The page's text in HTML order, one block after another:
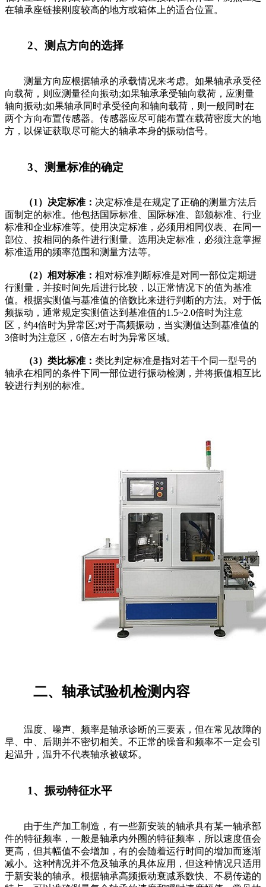
在轴承座链接刚度较高的地方或箱体上的适合位置。
2、测点方向的选择
测量方向应根据轴承的承载情况来考虑。如果轴承承受径
向载荷，则应测量径向振动;如果轴承承受轴向载荷，应测量
轴向振动;如果轴承同时承受径向和轴向载荷，则一般同时在
两个方向布置传感器。传感器应尽可能布置在载荷密度大的地
方，以保证获取尽可能大的轴承本身的振动信号。
3、测量标准的确定
（1）决定标准： 决定标准是在规定了正确的测量方法后
面制定的标准。他包括国际标准、国际标准、部颁标准、行业
标准和企业标准等。使用决定标准，必须用相同仪表、在同一
部位、按相同的条件进行测量。选用决定标准，必须注意掌握
标准适用的频率范围和测量方法等。
（2）相对标准： 相对标准判断标准是对同一部位定期进
行测量，并按时间先后进行比较，以正常情况下的值为基准
值。根据实测值与基准值的倍数比来进行判断的方法。对于低
频振动，通常规定实测值达到基准值的1.5~2.0倍时为注意
区，约4倍时为异常区;对于高频振动，当实测值达到基准值的
3倍时为注意区，6倍左右时为异常区域。
（3）类比标准： 类比判定标准是指对若干个同一型号的
轴承在相同的条件下同一部位进行振动检测，并将振值相互比
较进行判别的标准。
二、轴承试验机检测内容
温度、噪声、频率是轴承诊断的三要素，但在常见故障的
早、中、后期并不密切相关。不正常的噪音和频率不一定会引
起温升，温升不代表轴承被破坏。
1、振动特征水平
由于生产加工制造，有一些新安装的轴承具有某一轴承部
件的特征频率，一般是轴承内外圈的特征频率，所以速度值会
更高，但其幅值不会增加，有的会随着运行时间的增加而逐渐
减小。这种情况并不危及轴承的具体应用，但这种情况只适用
于新安装的轴承。根据轴承高频振动衰减系数快、不易传递的